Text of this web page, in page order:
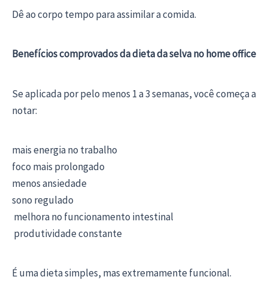
Dê ao corpo tempo para assimilar a comida.
Benefícios comprovados da dieta da selva no home office
Se aplicada por pelo menos 1 a 3 semanas, você começa a
notar:
mais energia no trabalho
foco mais prolongado
menos ansiedade
sono regulado
melhora no funcionamento intestinal
produtividade constante
É uma dieta simples, mas extremamente funcional.